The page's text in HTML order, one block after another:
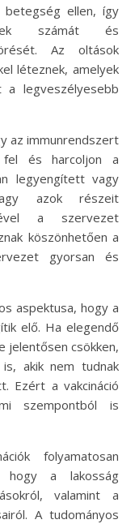
betegség ellen, így
számát és
Az oltások
léteznek, amelyek
legveszélyesebb
az immunrendszert
fel és harcoljon a
legyengített vagy
azok részeit
a szervezet
köszönhetően a
gyorsan és
aspektusa, hogy a
elő. Ha elegendő
csökken,
akik nem tudnak
Ezért a vakcináció
szempontból is
folyamatosan
hogy a lakosság
valamint a
A tudományos